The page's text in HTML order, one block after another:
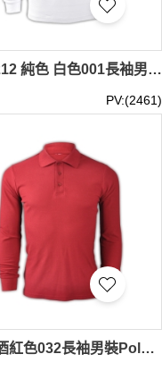
SKP212 純色 白色001長袖男裝polo恤 1AD01 供應訂購DIY團體LOGO polo恤 polo恤香港公司 Polo恤價格
PV:(2461)
純色 酒紅色032長袖男裝Polo恤 1AD01 設計訂造活動純色polo恤 運動透氣polo恤 polo恤香港公司 Polo恤價格